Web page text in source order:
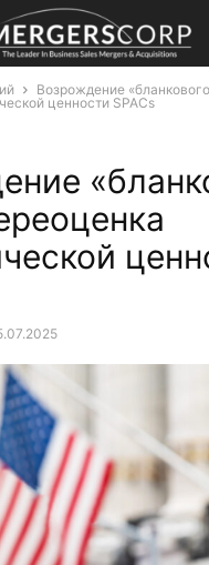
Возрождение
ценности SPACs